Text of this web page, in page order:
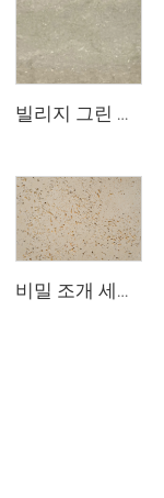
빌리지 그린 천연 특징 라임스톤 슬랩
비밀 조개 세계 천연 특징 라임스톤 슬랩